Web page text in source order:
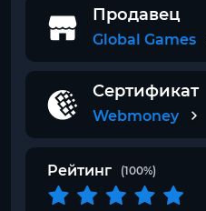
Продавец
Global Games
Сертификат
Webmoney
Рейтинг (100%)